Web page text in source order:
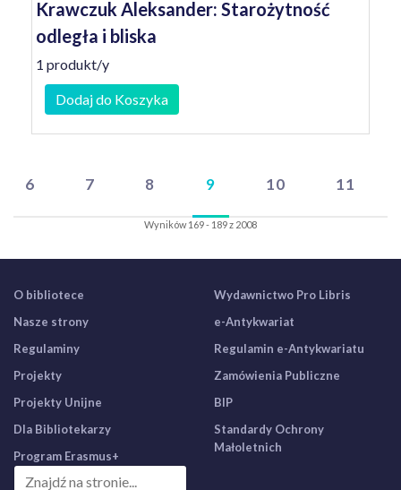
Krawczuk Aleksander: Starożytność
odległa i bliska
1 produkt/y
Dodaj do Koszyka
6 7 8 9 10 11
Wyników 169 - 189 z 2008
O bibliotece
Nasze strony
Regulaminy
Projekty
Projekty Unijne
Dla Bibliotekarzy
Program Erasmus+
Wydawnictwo Pro Libris
e-Antykwariat
Regulamin e-Antykwariatu
Zamówienia Publiczne
BIP
Standardy Ochrony
Małoletnich